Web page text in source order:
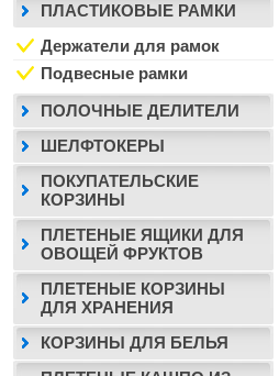
ПЛАСТИКОВЫЕ РАМКИ
Держатели для рамок
Подвесные рамки
ПОЛОЧНЫЕ ДЕЛИТЕЛИ
ШЕЛФТОКЕРЫ
ПОКУПАТЕЛЬСКИЕ
КОРЗИНЫ
ПЛЕТЕНЫЕ ЯЩИКИ ДЛЯ
ОВОЩЕЙ ФРУКТОВ
ПЛЕТЕНЫЕ КОРЗИНЫ
ДЛЯ ХРАНЕНИЯ
КОРЗИНЫ ДЛЯ БЕЛЬЯ